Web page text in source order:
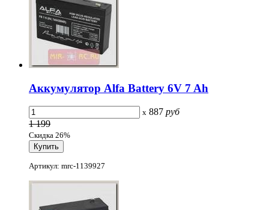
Аккумулятор Alfa Battery 6V 7 Ah
x 887 руб
1 199
Скидка 26%
Артикул: mrc-1139927